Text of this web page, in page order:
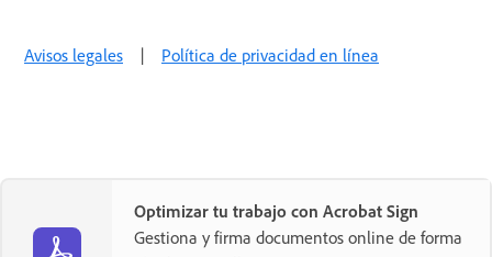
Avisos legales | Política de privacidad en línea
Optimizar tu trabajo con Acrobat Sign
Gestiona y firma documentos online de forma